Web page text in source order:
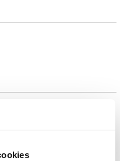
Apart.cz obdržíte
– v závislosti na
tak stane krásným
věnovat svým